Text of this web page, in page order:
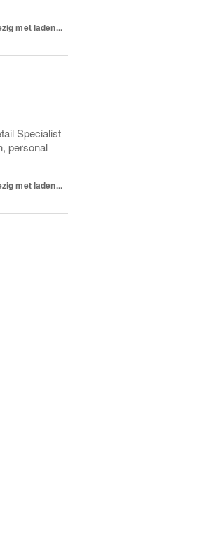
met laden...
Specialist
personal
met laden...